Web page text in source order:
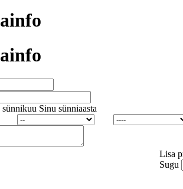
sünnikuu Sinu sünniaasta
Lisa
Sugu